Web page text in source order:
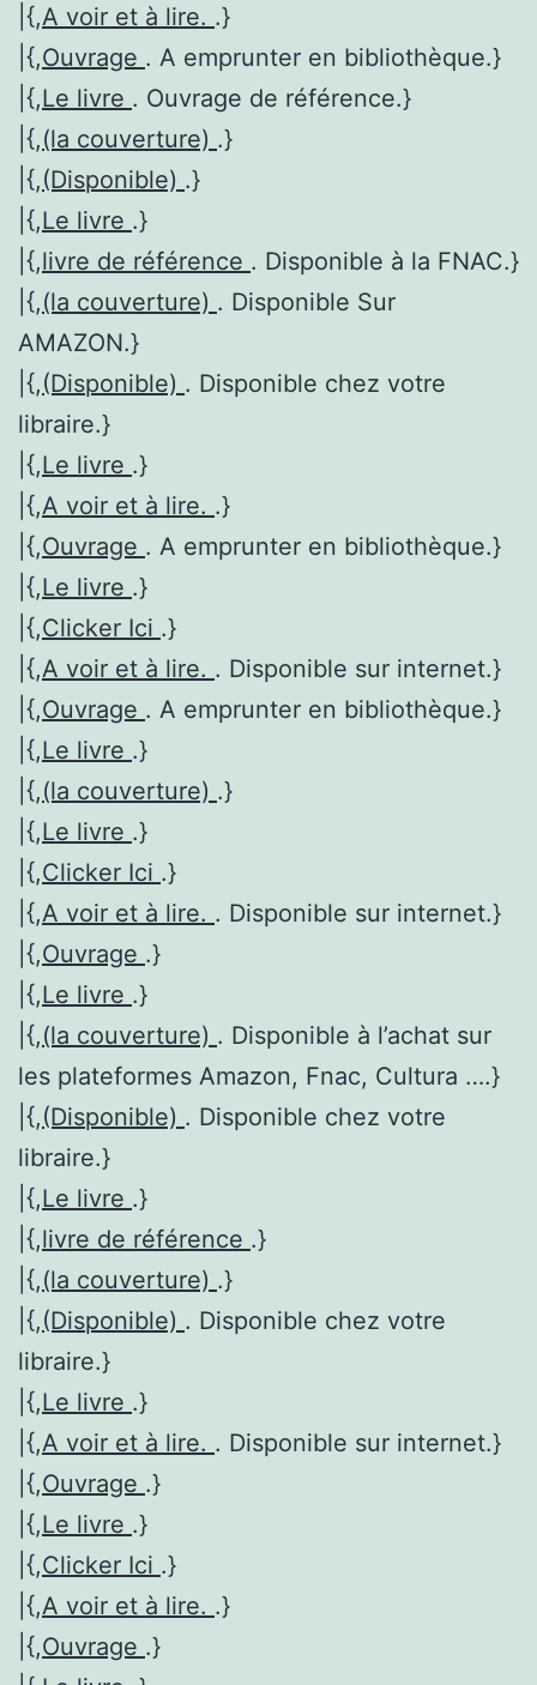
|{,A voir et à lire. .}
|{,Ouvrage . A emprunter en bibliothèque.}
|{,Le livre . Ouvrage de référence.}
|{,(la couverture) .}
|{,(Disponible) .}
|{,Le livre .}
|{,livre de référence . Disponible à la FNAC.}
|{,(la couverture) . Disponible Sur
AMAZON.}
|{,(Disponible) . Disponible chez votre
libraire.}
|{,Le livre .}
|{,A voir et à lire. .}
|{,Ouvrage . A emprunter en bibliothèque.}
|{,Le livre .}
|{,Clicker Ici .}
|{,A voir et à lire. . Disponible sur internet.}
|{,Ouvrage . A emprunter en bibliothèque.}
|{,Le livre .}
|{,(la couverture) .}
|{,Le livre .}
|{,Clicker Ici .}
|{,A voir et à lire. . Disponible sur internet.}
|{,Ouvrage .}
|{,Le livre .}
|{,(la couverture) . Disponible à l’achat sur
les plateformes Amazon, Fnac, Cultura ….}
|{,(Disponible) . Disponible chez votre
libraire.}
|{,Le livre .}
|{,livre de référence .}
|{,(la couverture) .}
|{,(Disponible) . Disponible chez votre
libraire.}
|{,Le livre .}
|{,A voir et à lire. . Disponible sur internet.}
|{,Ouvrage .}
|{,Le livre .}
|{,Clicker Ici .}
|{,A voir et à lire. .}
|{,Ouvrage .}